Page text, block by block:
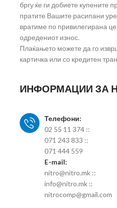
бргу ќе ги добиете купените
пратите Вашите расипани
вратиме по привилегирана
одредениот износ.
Плаќањето можете да го
картичка или со кредитен
ИНФОРМАЦИИ ЗА
Телефони:
02 55 11 374 ::
071 243 833 ::
071 444 559
E-mail:
nitro@nitro.mk ::
info@nitro.mk ::
nitrocomp@gmail.com